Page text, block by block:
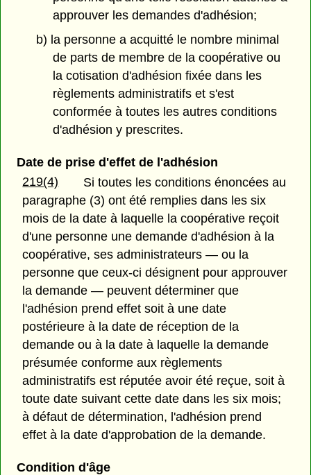
approuver les demandes d'adhésion;
b) la personne a acquitté le nombre minimal
de parts de membre de la coopérative ou
la cotisation d'adhésion fixée dans les
règlements administratifs et s'est
conformée à toutes les autres conditions
d'adhésion y prescrites.
Date de prise d'effet de l'adhésion
219(4)
Si toutes les conditions énoncées au
paragraphe (3) ont été remplies dans les six
mois de la date à laquelle la coopérative reçoit
d'une personne une demande d'adhésion à la
coopérative, ses administrateurs — ou la
personne que ceux-ci désignent pour approuver
la demande — peuvent déterminer que
l'adhésion prend effet soit à une date
postérieure à la date de réception de la
demande ou à la date à laquelle la demande
présumée conforme aux règlements
administratifs est réputée avoir été reçue, soit à
toute date suivant cette date dans les six mois;
à défaut de détermination, l'adhésion prend
effet à la date d'approbation de la demande.
Condition d'âge